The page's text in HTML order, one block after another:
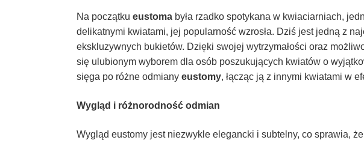
Na początku eustoma była rzadko spotykana w kwiaciarniach,
delikatnymi kwiatami, jej popularność wzrosła. Dziś jest jedną z
ekskluzywnych bukietów. Dzięki swojej wytrzymałości oraz
się ulubionym wyborem dla osób poszukujących kwiatów o
sięga po różne odmiany eustomy, łącząc ją z innymi kwiatami w
Wygląd i różnorodność odmian
Wygląd eustomy jest niezwykle elegancki i subtelny, co sprawia,